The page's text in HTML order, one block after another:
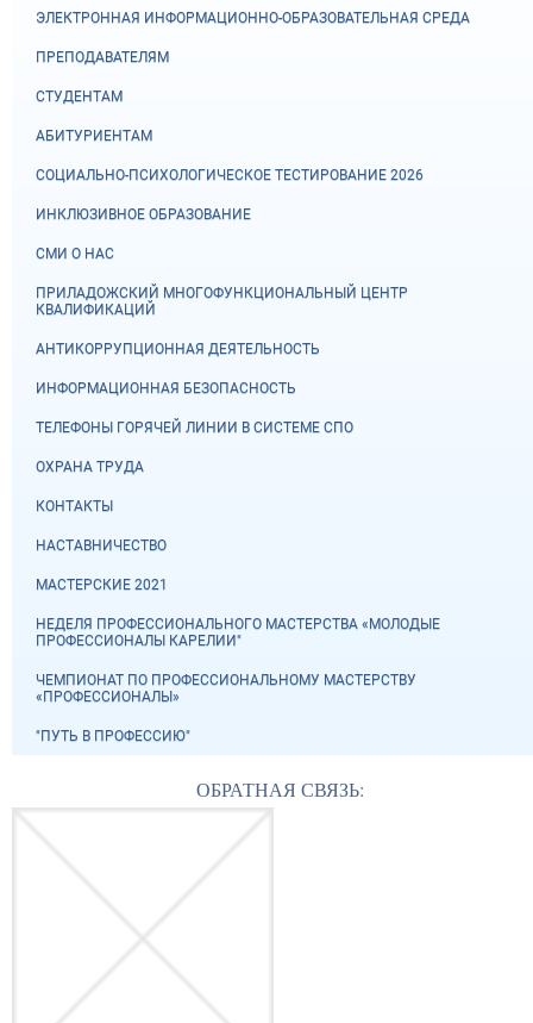
ЭЛЕКТРОННАЯ ИНФОРМАЦИОННО-ОБРАЗОВАТЕЛЬНАЯ СРЕДА
ПРЕПОДАВАТЕЛЯМ
СТУДЕНТАМ
АБИТУРИЕНТАМ
СОЦИАЛЬНО-ПСИХОЛОГИЧЕСКОЕ ТЕСТИРОВАНИЕ 2026
ИНКЛЮЗИВНОЕ ОБРАЗОВАНИЕ
СМИ О НАС
ПРИЛАДОЖСКИЙ МНОГОФУНКЦИОНАЛЬНЫЙ ЦЕНТР
КВАЛИФИКАЦИЙ
АНТИКОРРУПЦИОННАЯ ДЕЯТЕЛЬНОСТЬ
ИНФОРМАЦИОННАЯ БЕЗОПАСНОСТЬ
ТЕЛЕФОНЫ ГОРЯЧЕЙ ЛИНИИ В СИСТЕМЕ СПО
ОХРАНА ТРУДА
КОНТАКТЫ
НАСТАВНИЧЕСТВО
МАСТЕРСКИЕ 2021
НЕДЕЛЯ ПРОФЕССИОНАЛЬНОГО МАСТЕРСТВА «МОЛОДЫЕ
ПРОФЕССИОНАЛЫ КАРЕЛИИ"
ЧЕМПИОНАТ ПО ПРОФЕССИОНАЛЬНОМУ МАСТЕРСТВУ
«ПРОФЕССИОНАЛЫ»
"ПУТЬ В ПРОФЕССИЮ"
ОБРАТНАЯ СВЯЗЬ: